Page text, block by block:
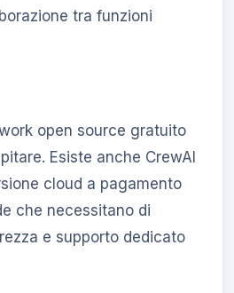
tra funzioni
open source gratuito
Esiste anche CrewAI
cloud a pagamento
che necessitano di
e supporto dedicato